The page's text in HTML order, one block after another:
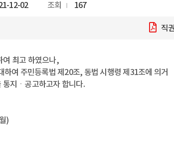
12-02 조회 167
직
여 최고 하였으나,
하여 주민등록법 제20조, 동법 시행령 제31조에 의거
통지ㆍ공고하고자 합니다.
)